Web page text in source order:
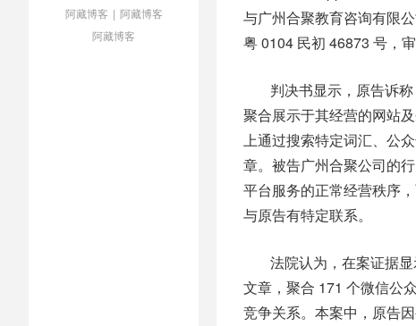
阿藏博客 | 阿藏博客
阿藏博客
与广州合聚教育咨询有限
粤 0104 民初 46873 号，
判决书显示，原告诉
聚合展示于其经营的网站
上通过搜索特定词汇、公
章。被告广州合聚公司的
平台服务的正常经营秩序
与原告有特定联系。
法院认为，在案证据
文章，聚合 171 个微信公
竞争关系。本案中，原告